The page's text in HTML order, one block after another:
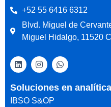
+52 55 6416 6312
Blvd. Miguel de
Miguel Hidalgo, 11520
Soluciones en
IBSO S&OP